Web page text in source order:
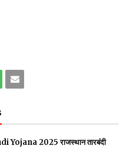
2025 राजस्थान तारबंदी